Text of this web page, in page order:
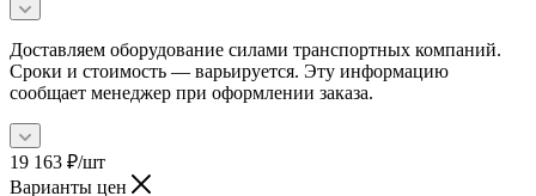
Доставляем оборудование силами транспортных компаний.
Сроки и стоимость — варьируется. Эту информацию
сообщает менеджер при оформлении заказа.
19 163 ₽/шт
Варианты цен